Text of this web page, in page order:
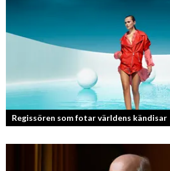
Regissören som fotar världens kändisar
Fotografen och regissören Peter Svenson har
ett sant bevis på att om man tror på sig själv